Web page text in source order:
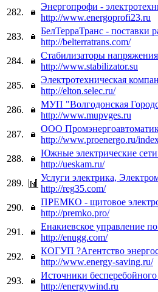
282.
Энергопрофи -
http://www.energoprofi23.ru
283.
БелТерраТранс - поставки
http://belterratrans.com/
284.
Стабилизаторы
http://www.stabilizator.su
285.
Электротехническая
http://elton.selec.ru/
286.
МУП "Волгодонская
http://www.mupvges.ru
287.
ООО
http://www.proenergo.ru/
288.
Южные электрические
http://ueskam.ru/
289.
Услуги электрика,
http://reg35.com/
290.
ПРЕМКО - щитовое
http://premko.pro/
291.
Енакиевское управление
http://enugg.com/
292.
КОГУП ?Агентство
http://www.energy-saving.ru/
293.
Источники
http://energywind.ru